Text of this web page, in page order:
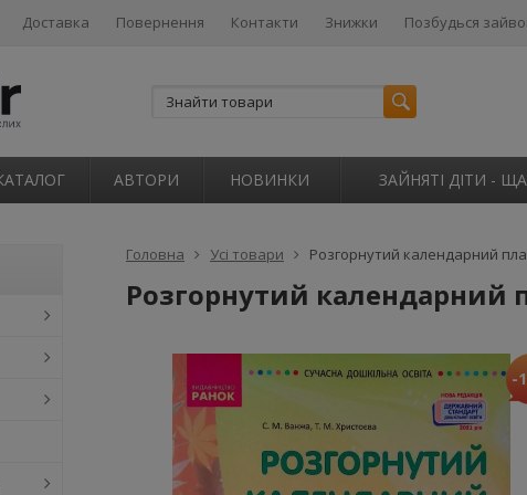
Доставка Повернення Контакти Знижки Позбудься
АВТОРИ НОВИНКИ ЗАЙНЯТІ ДІТИ -
Головна Усі товари Розгорнутий календарний
Розгорнутий
-